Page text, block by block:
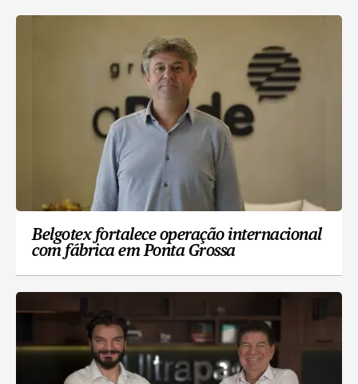
Belgotex fortalece operação internacional
com fábrica em Ponta Grossa